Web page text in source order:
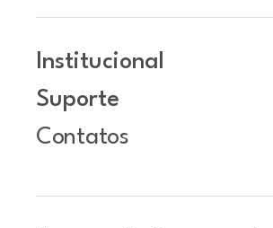
Institucional
Suporte
Contatos